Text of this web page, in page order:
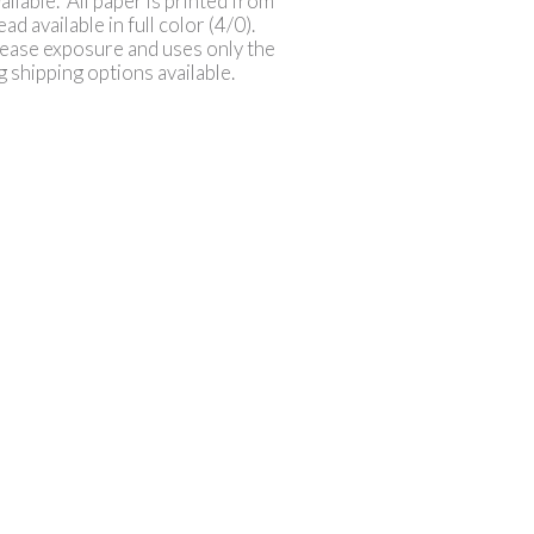
problème
available in full color (4/0).
exposure and uses only the
shipping options available.